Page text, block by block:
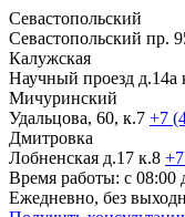
Севастопольский
Севастопольский пр.
Калужская
Научный проезд д.14а
Мичуринский
Удальцова, 60, к.7 +7
Дмитровка
Лобненская д.17 к.8
Время работы: с 08:00
Ежедневно, без